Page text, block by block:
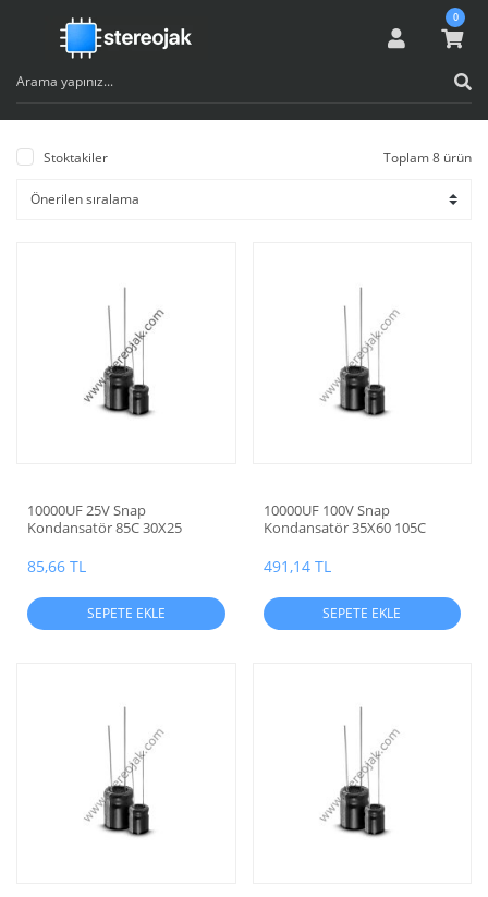
0
Stoktakiler Toplam 8 ürün
10000UF 25V Snap
Kondansatör 85C 30X25
85,66 TL
SEPETE EKLE
10000UF 100V Snap
Kondansatör 35X60 105C
491,14 TL
SEPETE EKLE